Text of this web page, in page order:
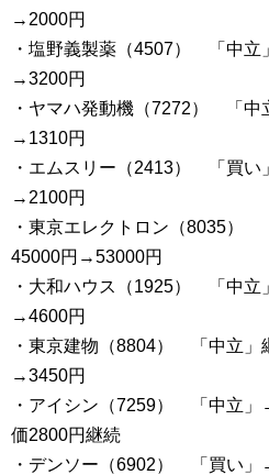
→2000円
・塩野義製薬（4507） 「中
→3200円
・ヤマハ発動機（7272） 「
→1310円
・エムスリー（2413） 「買
→2100円
・東京エレクトロン（8035）
45000円→53000円
・大和ハウス（1925） 「中
→4600円
・東京建物（8804） 「中立
→3450円
・アイシン（7259） 「中立
価2800円継続
・デンソー（6902） 「買い